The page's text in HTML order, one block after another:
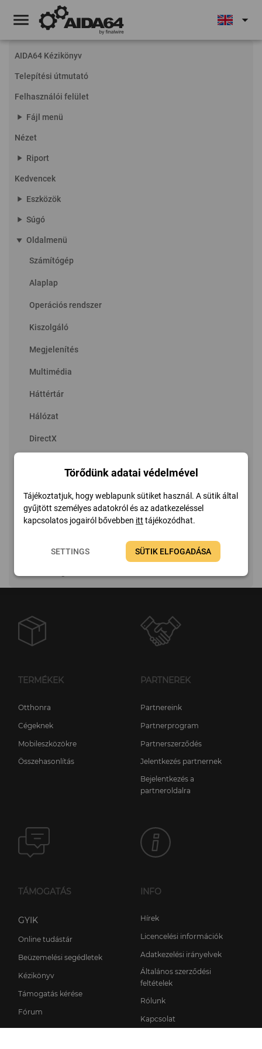
menu arrow_drop_down
AIDA64 Kézikönyv
Telepítési útmutató
Felhasználói felület
play_arrow Fájl menü
Nézet
play_arrow Riport
Kedvencek
play_arrow Eszközök
play_arrow Súgó
play_arrow Oldalmenü
Számítógép
Alaplap
Operációs rendszer
Kiszolgáló
Megjelenítés
Multimédia
Háttértár
Hálózat
DirectX
Biztonság
Beállítások
Adatbázis
TERMÉKEK
Otthonra
Cégeknek
Mobileszközökre
Összehasonlítás
PARTNEREK
Partnereink
Partnerprogram
Partnerszerződés
Jelentkezés partnernek
Bejelentkezés a
partneroldalra
TÁMOGATÁS
GYIK
Online tudástár
Beüzemelési segédletek
Kézikönyv
Támogatás kérése
Fórum
INFO
Hírek
Licencelési információk
Adatkezelési irányelvek
Általános szerződési
feltételek
Rólunk
Kapcsolat
Törődünk adatai védelmével
Tájékoztatjuk, hogy weblapunk sütiket használ. A sütik által
gyűjtött személyes adatokról és az adatkezeléssel
kapcsolatos jogairól bővebben itt tájékozódhat.
SETTINGS SÜTIK ELFOGADÁSA